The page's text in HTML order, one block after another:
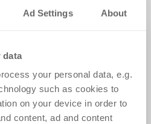
Ad Settings About
data
your personal data, e.g.
such as cookies to
on your device in order to
content, ad and content